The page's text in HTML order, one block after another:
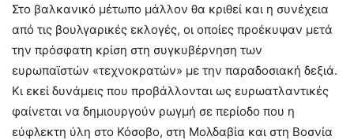
Στο βαλκανικό μέτωπο μάλλον θα κριθεί και η συνέχεια
από τις βουλγαρικές εκλογές, οι οποίες προέκυψαν μετά
την πρόσφατη κρίση στη συγκυβέρνηση των
ευρωπαϊστών «τεχνοκρατών» με την παραδοσιακή δεξιά.
Κι εκεί δυνάμεις που προβάλλονται ως ευρωατλαντικές
φαίνεται να δημιουργούν ρωγμή σε περίοδο που η
εύφλεκτη ύλη στο Κόσοβο, στη Μολδαβία και στη Βοσνία